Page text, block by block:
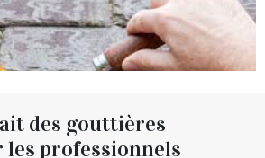
des gouttières
professionnels